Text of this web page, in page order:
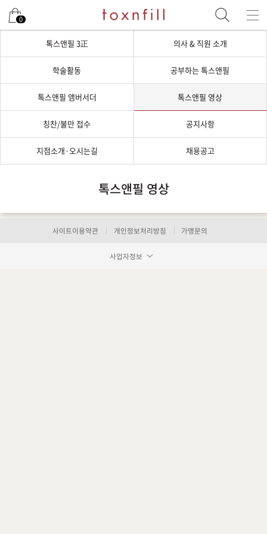
0
톡스앤필 3正 의사 & 직원 소개
학술활동 공부하는 톡스앤필
톡스앤필 앰버서더 톡스앤필 영상
칭찬/불만 접수 공지사항
지점소개·오시는길 채용공고
톡스앤필 영상
사이트이용약관 개인정보처리방침 가맹문의
사업자정보